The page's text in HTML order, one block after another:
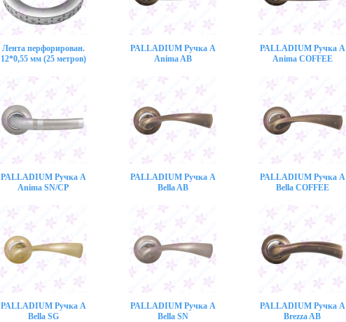
Лента перфорирован.
12*0,55 мм (25 метров)
PALLADIUM Ручка A
Anima AB
PALLADIUM Ручка A
Anima COFFEE
PALLADIUM Ручка A
Anima SN/CP
PALLADIUM Ручка A
Bella AB
PALLADIUM Ручка A
Bella COFFEE
PALLADIUM Ручка A
Bella SG
PALLADIUM Ручка A
Bella SN
PALLADIUM Ручка A
Brezza AB